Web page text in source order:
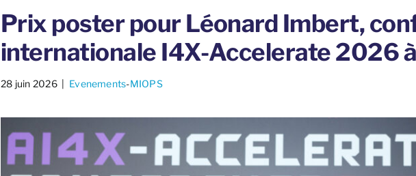
Prix poster pour Léonard Imbert,
internationale I4X-Accelerate 2026
28 juin 2026​ | Evenements-MIOPS